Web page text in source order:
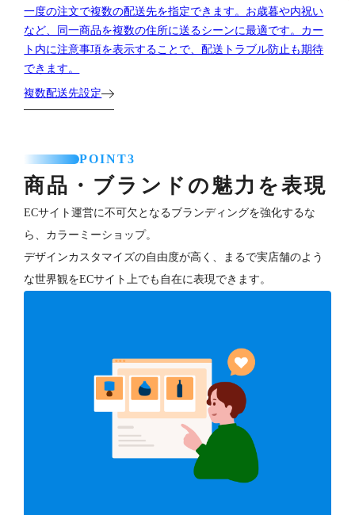
一度の注文で複数の配送先を指定できます。お歳暮や内祝い
など、同一商品を複数の住所に送るシーンに最適です。カー
ト内に注意事項を表示することで、配送トラブル防止も期待
できます。
複数配送先設定
POINT3
商品・ブランドの魅力を表現
ECサイト運営に不可欠となるブランディングを強化するな
ら、カラーミーショップ。
デザインカスタマイズの自由度が高く、まるで実店舗のよう
な世界観をECサイト上でも自在に表現できます。